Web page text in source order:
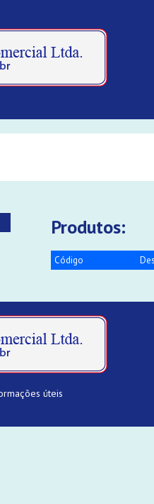
Produtos:
Código
úteis